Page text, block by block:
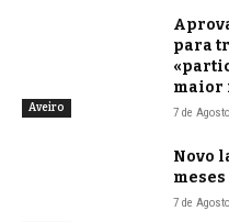
Aveiro
para
maior
7 de
Novo
meses
7 de